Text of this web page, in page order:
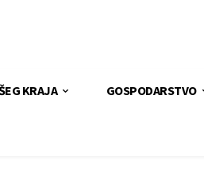
KRAJA GOSPODARSTVO